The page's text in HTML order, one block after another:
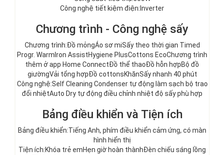
Công nghệ tiết kiệm điện:Inverter
Chương trình - Công nghệ sấy
Chương trình:Đồ mỏngÁo sơ miSấy theo thời gian Timed
Progr. Warm Iron AssistHygiene PlusCottons EcoChương trình
thêm ở app Home ConnectĐồ thể thaoĐồ hỗn hợpBộ đồ
giườngVải tổng hợpĐồ cottonsKhănSấy nhanh 40 phút
Công nghệ:Self Cleaning Condenser tự động làm sạch bộ trao
đổi nhiệtAuto Dry tự động điều chỉnh nhiệt độ sấy phù hợp
Bảng điều khiển và Tiện ích
Bảng điều khiển:Tiếng Anh, phím điều khiển cảm ứng, có màn
hình hiển thị
Tiện ích:Khóa trẻ emHẹn giờ hoàn thànhĐèn chiếu sáng lồng